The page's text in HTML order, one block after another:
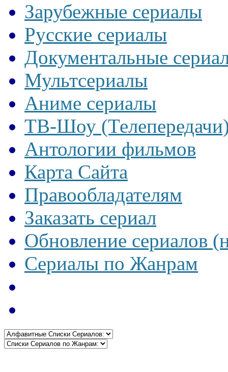
Зарубежные сериалы
Русские сериалы
Документальные
Мультсериалы
Аниме сериалы
ТВ-Шоу
Антологии фильмов
Карта Сайта
Правообладателям
Заказать сериал
Обновление сериалов
Сериалы по Жанрам